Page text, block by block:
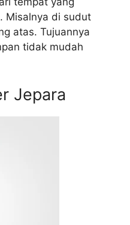
Misalnya di sudut
atas. Tujuannya
tidak mudah
Jepara